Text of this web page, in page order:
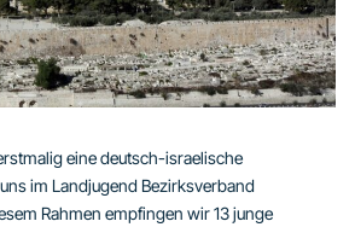
eine deutsch-israelische
im Landjugend Bezirksverband
Rahmen empfingen wir 13 junge